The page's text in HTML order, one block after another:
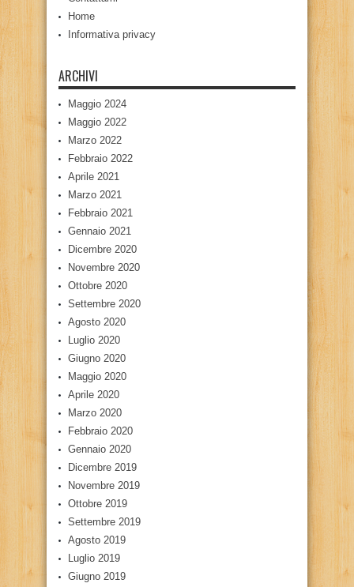
Home
Informativa privacy
ARCHIVI
Maggio 2024
Maggio 2022
Marzo 2022
Febbraio 2022
Aprile 2021
Marzo 2021
Febbraio 2021
Gennaio 2021
Dicembre 2020
Novembre 2020
Ottobre 2020
Settembre 2020
Agosto 2020
Luglio 2020
Giugno 2020
Maggio 2020
Aprile 2020
Marzo 2020
Febbraio 2020
Gennaio 2020
Dicembre 2019
Novembre 2019
Ottobre 2019
Settembre 2019
Agosto 2019
Luglio 2019
Giugno 2019